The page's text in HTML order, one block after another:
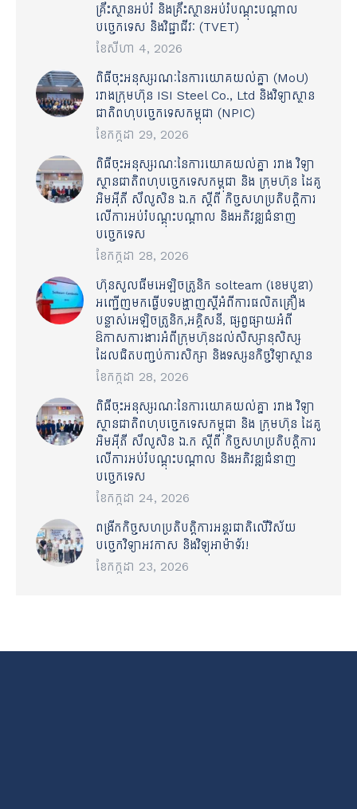
គ្រឹះស្ថានអប់រំ និងគ្រឹះស្ថានអប់រំបណ្តុះបណ្តាល
បច្ចេកទេស និងវិជ្ជាជីវៈ (TVET)
ខែ​សីហា 4, 2026
ពិធីចុះអនុស្សរណៈនៃការយោគយល់គ្នា (MoU)
រវាងក្រុមហ៊ុន ISI Steel Co., Ltd និងវិទ្យាស្ថាន
ជាតិពហុបច្ចេកទេសកម្ពុជា (NPIC)
ខែ​កក្កដា 29, 2026
ពិធីចុះអនុស្សរណៈនៃការយោគយល់គ្នា រវាង វិទ្យា
ស្ថានជាតិពហុបច្ចេកទេសកម្ពុជា និង ក្រុមហ៊ុន ដៃគូ
អិមអ៊ីភី សឹលូសិន ឯ.ក ស្ដីពី កិច្ចសហប្រតិបត្តិការ
លើការអប់រំបណ្ដុះបណ្ដាល និងអភិវឌ្ឍជំនាញ
បច្ចេកទេស
ខែ​កក្កដា 28, 2026
ហ៊ុនសូលធីមអេឡិចត្រូនិក solteam (ខេមបូឌា)
អញ្ជើញមកធ្វើបទបង្ហាញស្តីអំពីការផលិតគ្រឿង
បន្លាស់អេឡិចត្រូនិក,អគ្គិសនី, ផ្សព្វផ្សាយអំពី
ឱកាសការងារអំពីក្រុមហ៊ុនដល់សិស្សានុសិស្ស
ដែលជិតបញ្ចប់ការសិក្សា និងទស្សនកិច្ចវិទ្យាស្ថាន
ខែ​កក្កដា 28, 2026
ពិធីចុះអនុស្សរណៈនៃការយោគយល់គ្នា រវាង វិទ្យា
ស្ថានជាតិពហុបច្ចេកទេសកម្ពុជា និង ក្រុមហ៊ុន ដៃគូ
អិមអ៊ីភី សឹលូសិន ឯ.ក ស្ដីពី កិច្ចសហប្រតិបត្តិការ
លើការអប់រំបណ្ដុះបណ្ដាល និងអភិវឌ្ឍជំនាញ
បច្ចេកទេស
ខែ​កក្កដា 24, 2026
ពង្រីកកិច្ចសហប្រតិបត្តិការអន្តរជាតិលើវិស័យ
បច្ចេកវិទ្យាអវកាស និងវិទ្យុអាម៉ាទ័រ!
ខែ​កក្កដា 23, 2026